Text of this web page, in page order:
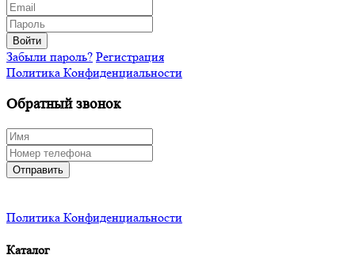
Войти
Забыли пароль? Регистрация
Политика Конфиденциальности
Обратный звонок
Отправить
Политика Конфиденциальности
Каталог